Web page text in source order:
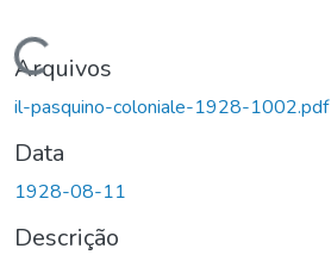
Carregando...
Arquivos
il-pasquino-coloniale-1928-1002.pdf
Data
1928-08-11
Descrição